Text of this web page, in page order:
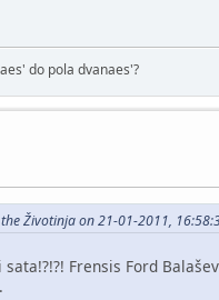
do pola dvanaes'?
Životinja on 21-01-2011,
Frensis Ford